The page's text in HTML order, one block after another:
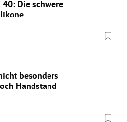
Die schwere
besonders
Handstand